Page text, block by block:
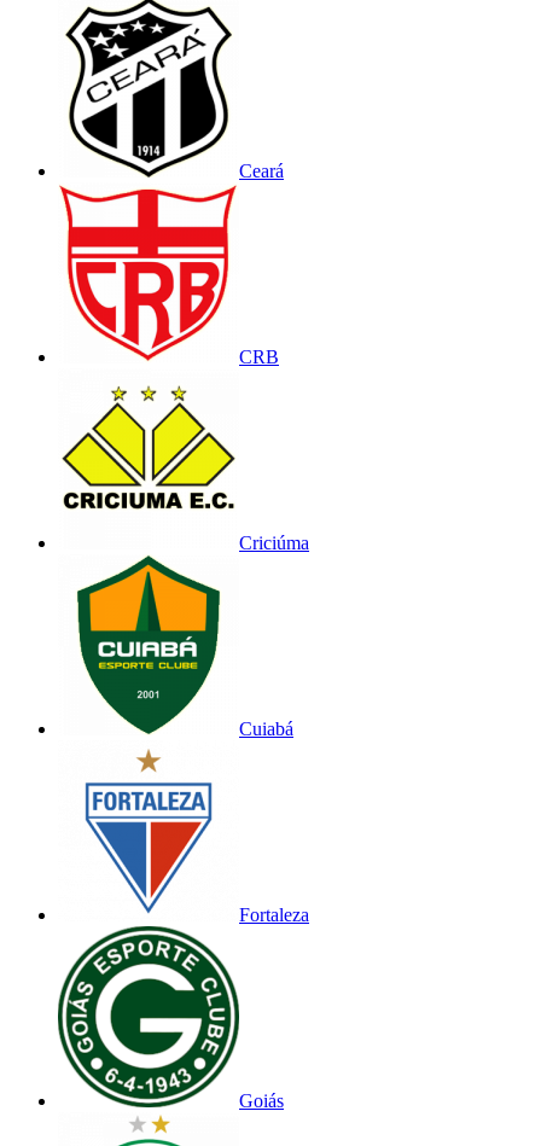
Ceará
CRB
Criciúma
Cuiabá
Fortaleza
Goiás